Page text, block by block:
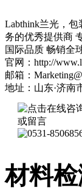
Labthink兰光，
务的优秀提供商
国际品质 畅销全
官网：http://
邮箱：
地址：山东·济南
材料